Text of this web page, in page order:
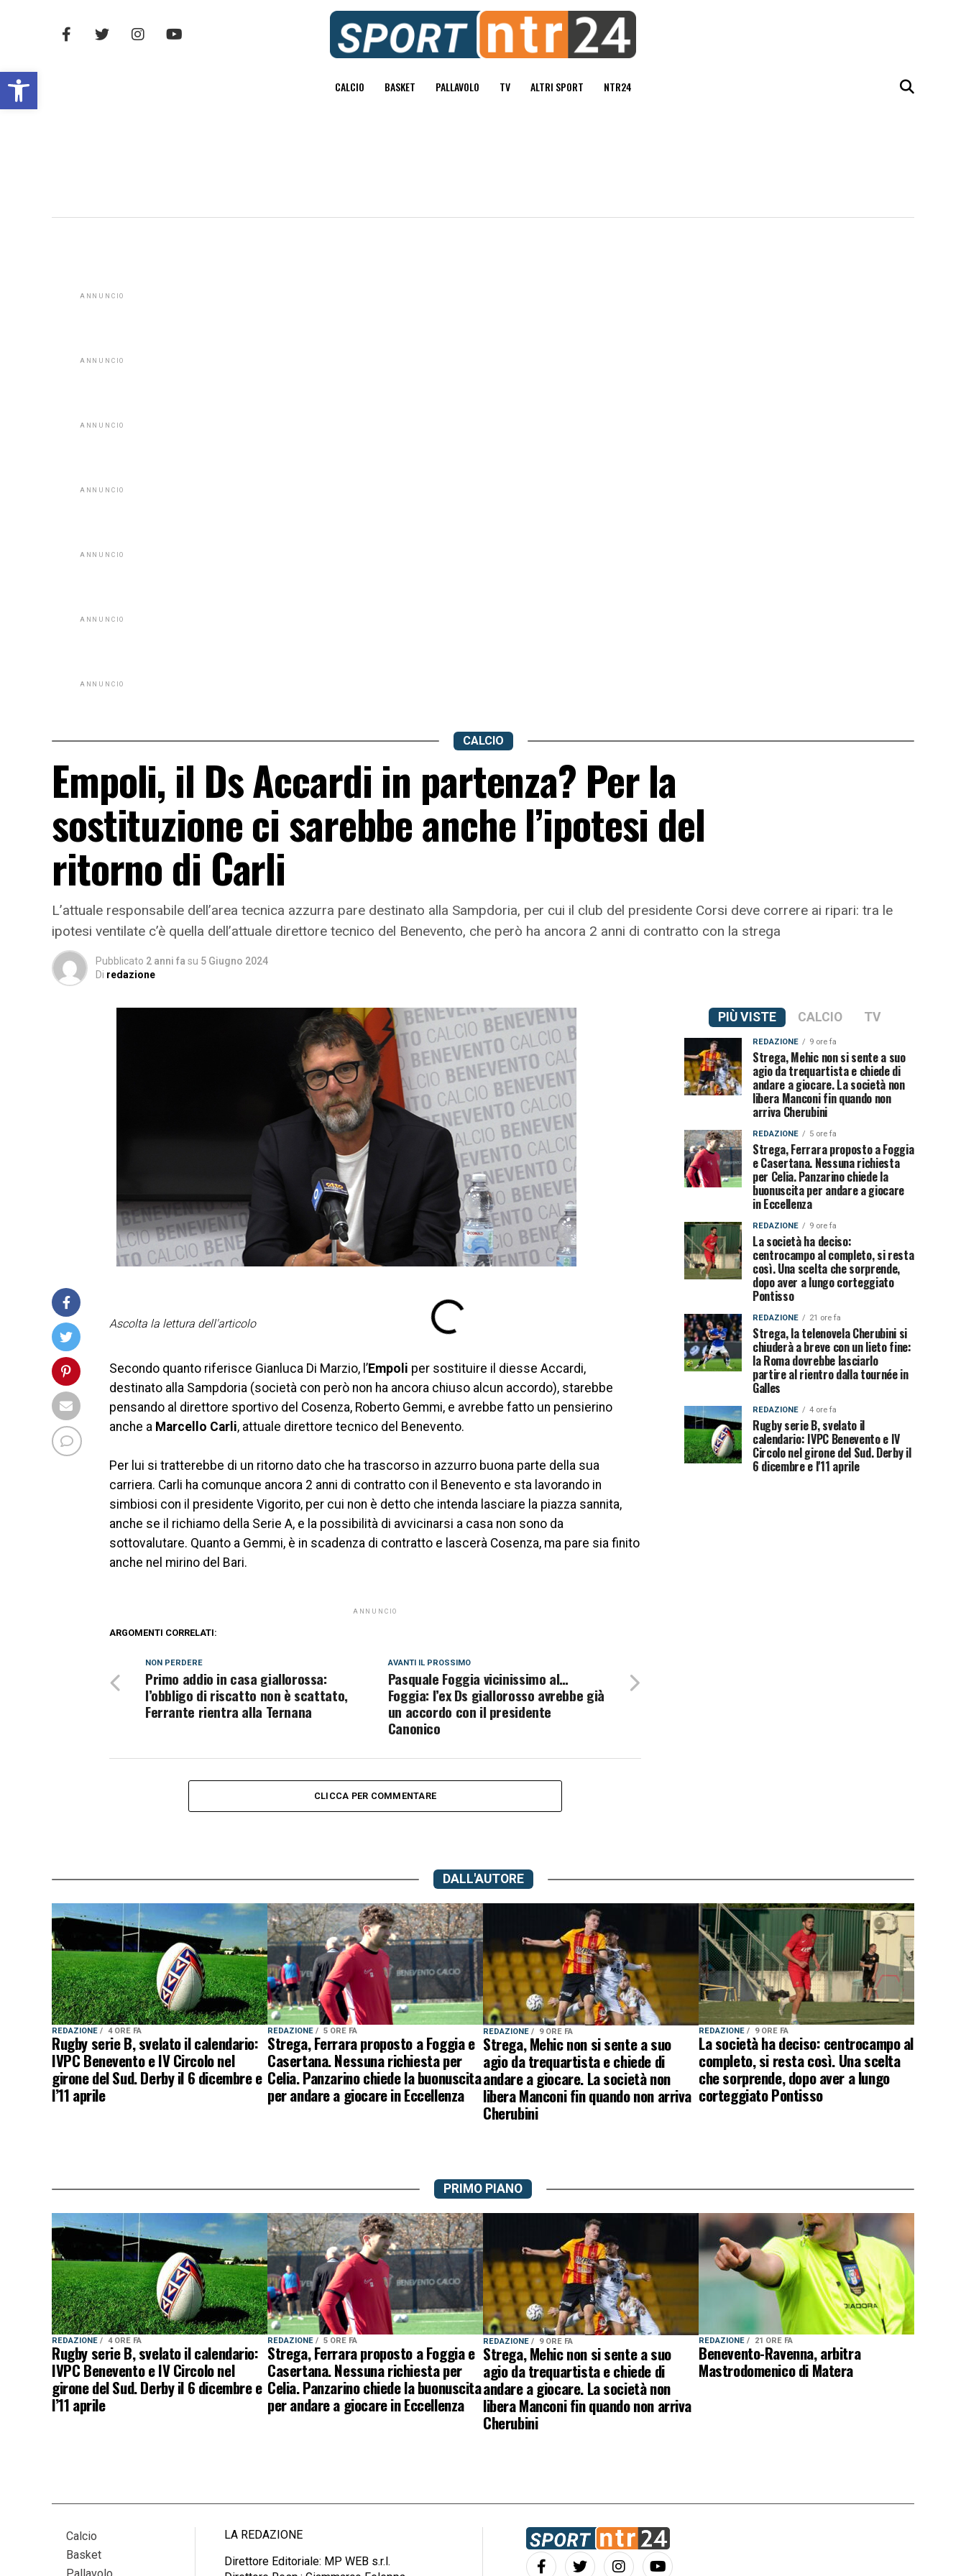
Open toolbar CALCIO BASKET PALLAVOLO TV ALTRI SPORT NTR24
ANNUNCIO
ANNUNCIO
ANNUNCIO
ANNUNCIO
ANNUNCIO
ANNUNCIO
ANNUNCIO
CALCIO
Empoli, il Ds Accardi in partenza? Per la
sostituzione ci sarebbe anche l’ipotesi del
ritorno di Carli
L’attuale responsabile dell’area tecnica azzurra pare destinato alla Sampdoria, per cui il club del presidente Corsi deve correre ai ripari: tra le
ipotesi ventilate c’è quella dell’attuale direttore tecnico del Benevento, che però ha ancora 2 anni di contratto con la strega
Pubblicato 2 anni fa su 5 Giugno 2024
Di redazione
Ascolta la lettura dell'articolo
Secondo quanto riferisce Gianluca Di Marzio, l’Empoli per sostituire il diesse Accardi,
destinato alla Sampdoria (società con però non ha ancora chiuso alcun accordo), starebbe
pensando al direttore sportivo del Cosenza, Roberto Gemmi, e avrebbe fatto un pensierino
anche a Marcello Carli, attuale direttore tecnico del Benevento.
Per lui si tratterebbe di un ritorno dato che ha trascorso in azzurro buona parte della sua
carriera. Carli ha comunque ancora 2 anni di contratto con il Benevento e sta lavorando in
simbiosi con il presidente Vigorito, per cui non è detto che intenda lasciare la piazza sannita,
anche se il richiamo della Serie A, e la possibilità di avvicinarsi a casa non sono da
sottovalutare. Quanto a Gemmi, è in scadenza di contratto e lascerà Cosenza, ma pare sia finito
anche nel mirino del Bari.
ANNUNCIO
ARGOMENTI CORRELATI:
AVANTI IL ​​PROSSIMO
Pasquale Foggia vicinissimo al…
Foggia: l’ex Ds giallorosso avrebbe già
un accordo con il presidente
Canonico
NON PERDERE
Primo addio in casa giallorossa:
l’obbligo di riscatto non è scattato,
Ferrante rientra alla Ternana
CLICCA PER COMMENTARE
PIÙ VISTE CALCIO TV
REDAZIONE 9 ore fa
Strega, Mehic non si sente a suo
agio da trequartista e chiede di
andare a giocare. La società non
libera Manconi fin quando non
arriva Cherubini
REDAZIONE 5 ore fa
Strega, Ferrara proposto a Foggia
e Casertana. Nessuna richiesta
per Celia. Panzarino chiede la
buonuscita per andare a giocare
in Eccellenza
REDAZIONE 9 ore fa
La società ha deciso:
centrocampo al completo, si resta
così. Una scelta che sorprende,
dopo aver a lungo corteggiato
Pontisso
REDAZIONE 21 ore fa
Strega, la telenovela Cherubini si
chiuderà a breve con un lieto fine:
la Roma dovrebbe lasciarlo
partire al rientro dalla tournée in
Galles
REDAZIONE 4 ore fa
Rugby serie B, svelato il
calendario: IVPC Benevento e IV
Circolo nel girone del Sud. Derby il
6 dicembre e l'11 aprile
DALL'AUTORE
REDAZIONE 4 ORE FA
Rugby serie B, svelato il calendario:
IVPC Benevento e IV Circolo nel
girone del Sud. Derby il 6 dicembre e
l’11 aprile
REDAZIONE 5 ORE FA
Strega, Ferrara proposto a Foggia e
Casertana. Nessuna richiesta per
Celia. Panzarino chiede la buonuscita
per andare a giocare in Eccellenza
REDAZIONE 9 ORE FA
Strega, Mehic non si sente a suo
agio da trequartista e chiede di
andare a giocare. La società non
libera Manconi fin quando non arriva
Cherubini
REDAZIONE 9 ORE FA
La società ha deciso: centrocampo al
completo, si resta così. Una scelta
che sorprende, dopo aver a lungo
corteggiato Pontisso
PRIMO PIANO
REDAZIONE 4 ORE FA
Rugby serie B, svelato il calendario:
IVPC Benevento e IV Circolo nel
girone del Sud. Derby il 6 dicembre e
l’11 aprile
REDAZIONE 5 ORE FA
Strega, Ferrara proposto a Foggia e
Casertana. Nessuna richiesta per
Celia. Panzarino chiede la buonuscita
per andare a giocare in Eccellenza
REDAZIONE 9 ORE FA
Strega, Mehic non si sente a suo
agio da trequartista e chiede di
andare a giocare. La società non
libera Manconi fin quando non arriva
Cherubini
REDAZIONE 21 ORE FA
Benevento-Ravenna, arbitra
Mastrodomenico di Matera
Calcio
Basket
LA REDAZIONE
Direttore Editoriale: MP WEB s.r.l.